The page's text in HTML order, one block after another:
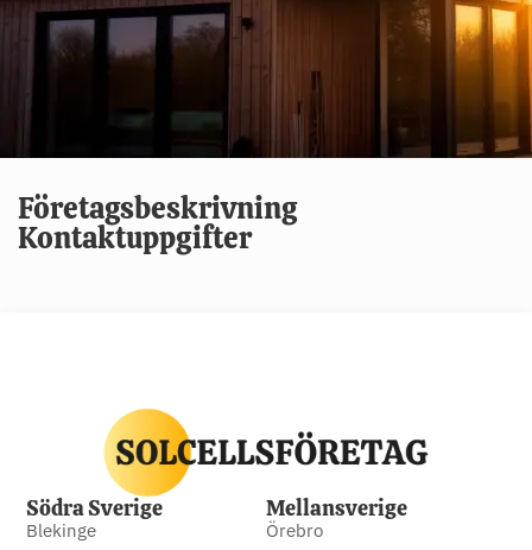
Företagsbeskrivning
Kontaktuppgifter
Södra Sverige
Blekinge
Mellansverige
Örebro